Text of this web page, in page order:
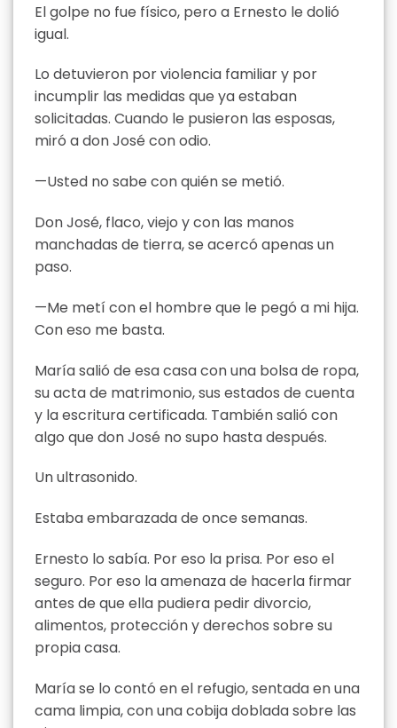
El golpe no fue físico, pero a Ernesto le dolió
igual.
Lo detuvieron por violencia familiar y por
incumplir las medidas que ya estaban
solicitadas. Cuando le pusieron las esposas,
miró a don José con odio.
—Usted no sabe con quién se metió.
Don José, flaco, viejo y con las manos
manchadas de tierra, se acercó apenas un
paso.
—Me metí con el hombre que le pegó a mi hija.
Con eso me basta.
María salió de esa casa con una bolsa de ropa,
su acta de matrimonio, sus estados de cuenta
y la escritura certificada. También salió con
algo que don José no supo hasta después.
Un ultrasonido.
Estaba embarazada de once semanas.
Ernesto lo sabía. Por eso la prisa. Por eso el
seguro. Por eso la amenaza de hacerla firmar
antes de que ella pudiera pedir divorcio,
alimentos, protección y derechos sobre su
propia casa.
María se lo contó en el refugio, sentada en una
cama limpia, con una cobija doblada sobre las